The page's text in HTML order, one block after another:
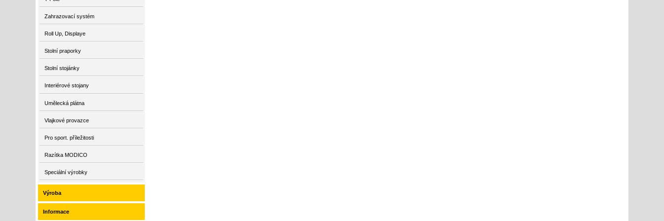
Zahrazovací systém
Roll Up, Displaye
Stolní praporky
Stolní stojánky
Interiérové stojany
Umělecká plátna
Vlajkové provazce
Pro sport. příležitosti
Razítka MODICO
Speciální výrobky
Výroba
Informace